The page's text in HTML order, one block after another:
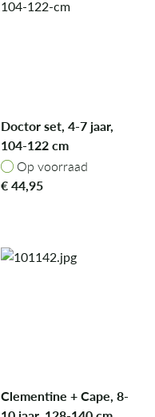
Doctor set, 4-7 jaar,
104-122 cm
Op voorraad
Op voorraad
€44,95
Clementine + Cape, 8-